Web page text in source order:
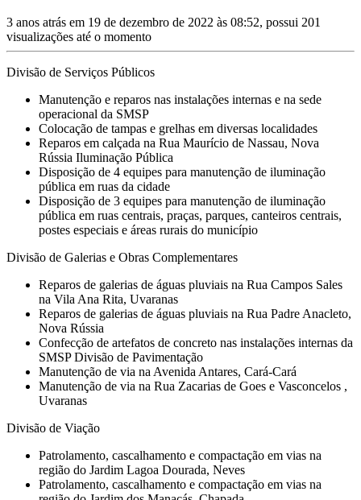
3 anos atrás em 19 de dezembro de 2022 às 08:52, possui 201
visualizações até o momento
Divisão de Serviços Públicos
Manutenção e reparos nas instalações internas e na sede
operacional da SMSP
Colocação de tampas e grelhas em diversas localidades
Reparos em calçada na Rua Maurício de Nassau, Nova
Rússia Iluminação Pública
Disposição de 4 equipes para manutenção de iluminação
pública em ruas da cidade
Disposição de 3 equipes para manutenção de iluminação
pública em ruas centrais, praças, parques, canteiros centrais,
postes especiais e áreas rurais do município
Divisão de Galerias e Obras Complementares
Reparos de galerias de águas pluviais na Rua Campos Sales
na Vila Ana Rita, Uvaranas
Reparos de galerias de águas pluviais na Rua Padre Anacleto,
Nova Rússia
Confecção de artefatos de concreto nas instalações internas da
SMSP Divisão de Pavimentação
Manutenção de via na Avenida Antares, Cará-Cará
Manutenção de via na Rua Zacarias de Goes e Vasconcelos ,
Uvaranas
Divisão de Viação
Patrolamento, cascalhamento e compactação em vias na
região do Jardim Lagoa Dourada, Neves
Patrolamento, cascalhamento e compactação em vias na